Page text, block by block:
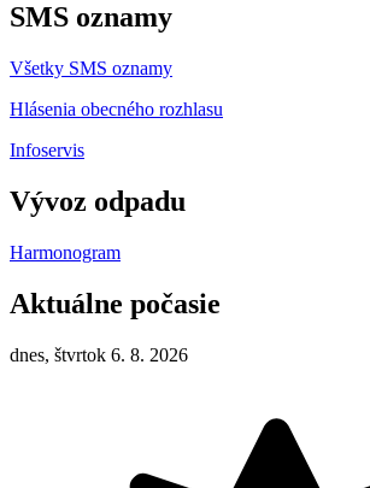
SMS oznamy
Všetky SMS oznamy
Hlásenia obecného rozhlasu
Infoservis
Vývoz odpadu
Harmonogram
Aktuálne počasie
dnes, štvrtok 6. 8. 2026